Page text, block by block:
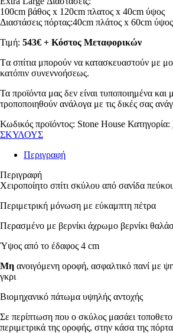
100cm βάθος x 120cm πλατος x 40cm ύψος
Διαστάσεις πόρτας:40cm πλάτος x 60cm ύψος
Τιμή: 543€ + Κόστος Μεταφορικών
Tα σπίτια μπορούν να κατασκευαστούν με
κατόπιν συνεννοήσεως.
Τα προϊόντα μας δεν είναι τυποποιημένα και
τροποποιηθούν ανάλογα με τις δικές σας
Κωδικός προϊόντος: Stone House Κατηγορία:
ΣΚΥΛΟΥΣ
Περιγραφή
Περιγραφή
Χειροποίητο σπίτι σκύλου από σανίδα
Περιμετρική μόνωση με εύκαμπτη πέτρα
Περασμένο με βερνίκι άχρωμο βερνίκι
Ύψος από το έδαφος 4 cm
Μη ανοιγόμενη οροφή, ασφαλτικό πανί με
γκρι
Βιομηχανικό πάτωμα υψηλής αντοχής
Σε περίπτωση που ο σκύλος μασάει
περιμετρικά της οροφής, στην κάσα της